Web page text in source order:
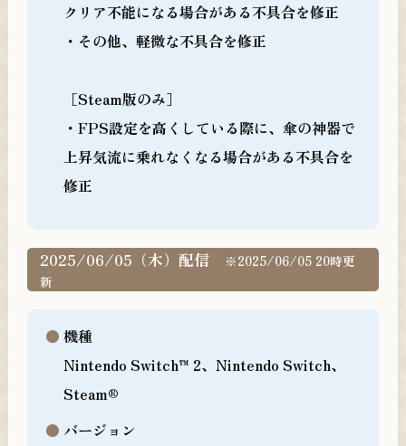
クリア不能になる場合がある不具合を修正
・その他、軽微な不具合を修正
［Steam版のみ］
・FPS設定を高くしている際に、傘の神器で
上昇気流に乗れなくなる場合がある不具合を
修正
2025/06/05（木）配信
※2025/06/05 20時更
新
機種
Nintendo Switch™ 2、Nintendo Switch、
Steam®
バージョン